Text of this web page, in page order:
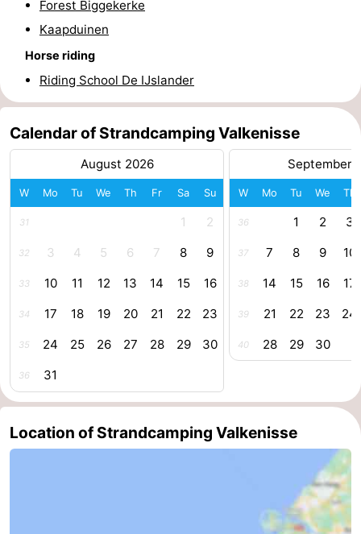
Zierikzee
Nature
Haamstede
Nature
Walcheren
Oranjezon
Oostkapelle
Nature
de
Mantelingen
Domburg
Westkapelle
-
Walcherse
Dishoek
-
Forest Biggekerke
Kaapduinen
Horse riding
Riding School De IJslander
Calendar of Strandcamping Valkenisse
August 2026
W Mo Tu We Th Fr Sa Su
31 1 2
32 3 4 5 6 7 8 9
33 10 11 12 13 14 15 16
34 17 18 19 20 21 22 23
35 24 25 26 27 28 29 30
36 31
September
W Mo Tu We Th
36 1 2 3
37 7 8 9 10
38 14 15 16 17
39 21 22 23 24
40 28 29 30
Location of Strandcamping Valkenisse